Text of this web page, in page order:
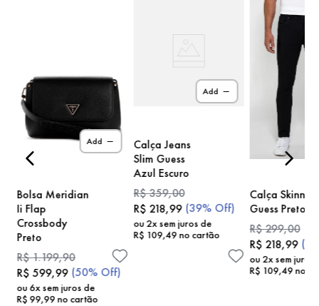
Add
Bolsa Meridian
Ii Flap
Crossbody
Preto
R$1.199,90
R$ 599,99 (50% Off)
ou 6x sem juros de
R$ 99,99no cartão
Add
Calça Jeans
Slim Guess
Azul Escuro
R$359,00
R$ 218,99 (39% Off)
ou2x sem juros de
R$ 109,49no cartão
Calça Skinny
Guess Preto
R$299,00
R$ 218,99 (
ou 2x sem juros
R$ 109,49no